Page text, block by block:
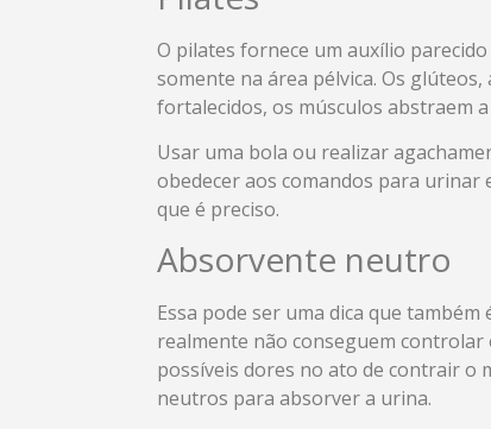
O pilates fornece um auxílio
somente na área pélvica. Os
fortalecidos, os músculos abstraem
Usar uma bola ou realizar
obedecer aos comandos para
que é preciso.
Absorvente neutro
Essa pode ser uma dica que
realmente não conseguem
possíveis dores no ato de contrair o
neutros para absorver a urina.